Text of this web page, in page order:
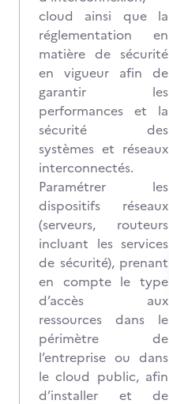
cloud ainsi que la
réglementation en
matière de sécurité
en vigueur afin de
garantir les
performances et la
sécurité des
systèmes et réseaux
interconnectés.
Paramétrer les
dispositifs réseaux
(serveurs, routeurs
incluant les services
de sécurité), prenant
en compte le type
d’accès aux
ressources dans le
périmètre de
l’entreprise ou dans
le cloud public, afin
d’installer et de